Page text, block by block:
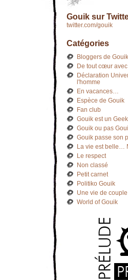
Gouik sur
twitter.com/gouik
Catégories
Bloggers de Gouik
De tout cœur
Déclaration
l'homme
En vacances…
Espèce de Gouik
Fan club
Gouik est un Geek
Gouik ou pas
Gouik passe son
La vie est belle…
Le respect
Non classé
Petit carnet
Politiko Gouik
Une vie de couple
World of Gouik